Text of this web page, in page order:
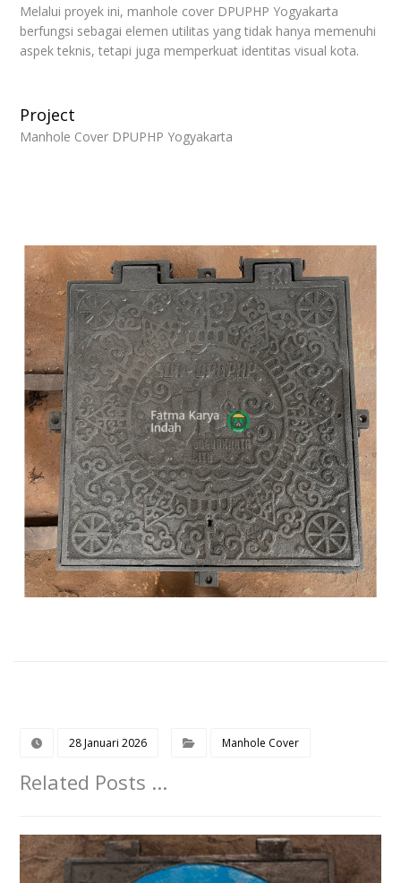
Melalui proyek ini, manhole cover DPUPHP Yogyakarta
berfungsi sebagai elemen utilitas yang tidak hanya memenuhi
aspek teknis, tetapi juga memperkuat identitas visual kota.
Project
Manhole Cover DPUPHP Yogyakarta
28 Januari 2026 Manhole Cover
Related Posts ...